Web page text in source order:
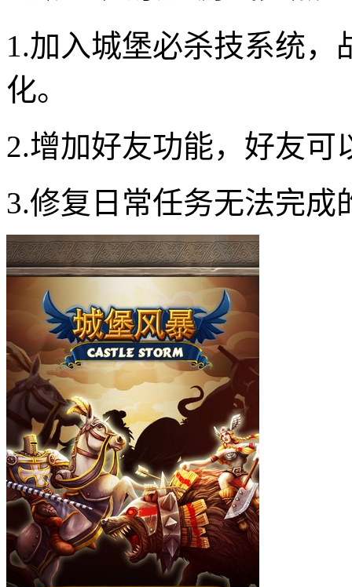
1.加入城堡必杀技系统
化。
2.增加好友功能，好友可
3.修复日常任务无法完成